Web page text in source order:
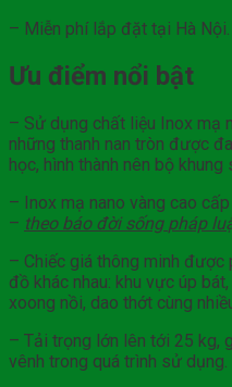
– Miễn phí lắp đặt tại Hà Nội.
Ưu điểm nổi bật
– Sử dụng chất liệu Inox mạ
những thanh nan tròn được
học, hình thành nên bộ khung
– Inox mạ nano vàng cao cấp
– theo báo đời sống pháp
– Chiếc giá thông minh được
đồ khác nhau: khu vực úp
xoong nồi, dao thớt cùng
– Tải trọng lớn lên tới 25 kg,
vênh trong quá trình sử dụng.